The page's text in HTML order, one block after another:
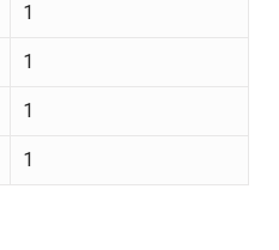
1
1
1
1